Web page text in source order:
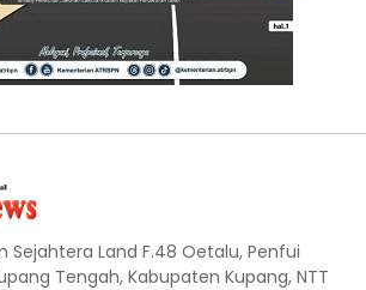
Sejahtera Land F.48 Oetalu, Penfui
Tengah, Kabupaten Kupang, NTT